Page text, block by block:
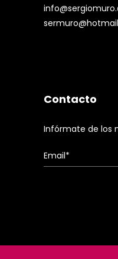
Contacto
Infórmate de los